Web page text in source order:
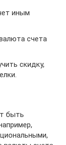
иным
счета
скидку,
быть